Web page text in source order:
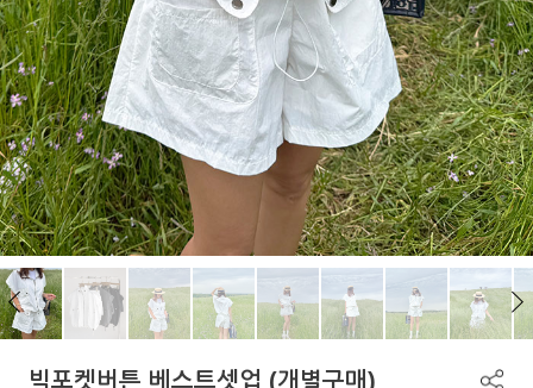
빅포켓버튼 베스트셋업 (개별구매)